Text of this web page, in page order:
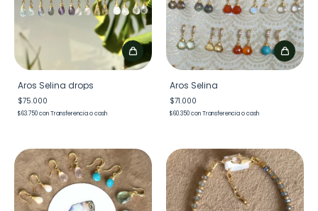
Aros Selina drops
$75.000
$63.750conTransferencia o cash
Aros Selina
$71.000
$60.350conTransferencia o cash